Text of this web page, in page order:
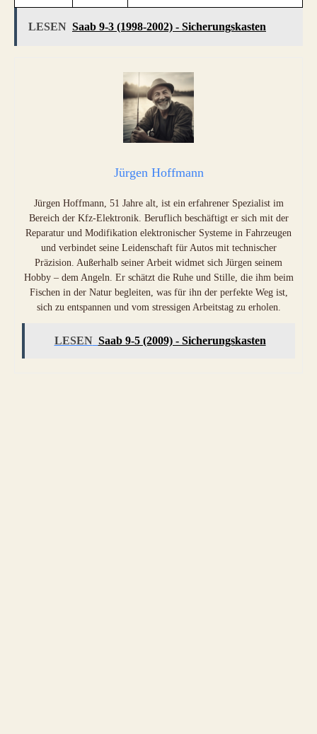
LESEN Saab 9-3 (1998-2002) - Sicherungskasten
Jürgen Hoffmann
Jürgen Hoffmann, 51 Jahre alt, ist ein erfahrener Spezialist im
Bereich der Kfz-Elektronik. Beruflich beschäftigt er sich mit der
Reparatur und Modifikation elektronischer Systeme in Fahrzeugen
und verbindet seine Leidenschaft für Autos mit technischer
Präzision. Außerhalb seiner Arbeit widmet sich Jürgen seinem
Hobby – dem Angeln. Er schätzt die Ruhe und Stille, die ihm beim
Fischen in der Natur begleiten, was für ihn der perfekte Weg ist,
sich zu entspannen und vom stressigen Arbeitstag zu erholen.
LESEN Saab 9-5 (2009) - Sicherungskasten